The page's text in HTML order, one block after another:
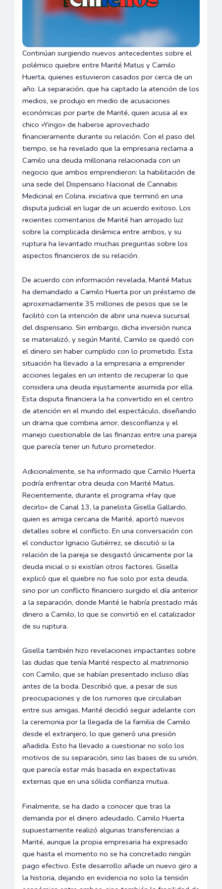
Continúan surgiendo nuevos antecedentes sobre el
polémico quiebre entre Marité Matus y Camilo
Huerta, quienes estuvieron casados por cerca de un
año. La separación, que ha captado la atención de los
medios, se produjo en medio de acusaciones
económicas por parte de Marité, quien acusa al ex
chico «Yingo» de haberse aprovechado
financieramente durante su relación. Con el paso del
tiempo, se ha revelado que la empresaria reclama a
Camilo una deuda millonaria relacionada con un
negocio que ambos emprendieron: la habilitación de
una sede del Dispensario Nacional de Cannabis
Medicinal en Colina, iniciativa que terminó en una
disputa judicial en lugar de un acuerdo exitoso. Los
recientes comentarios de Marité han arrojado luz
sobre la complicada dinámica entre ambos, y su
ruptura ha levantado muchas preguntas sobre los
aspectos financieros de su relación.
De acuerdo con información revelada, Marité Matus
ha demandado a Camilo Huerta por un préstamo de
aproximadamente 35 millones de pesos que se le
facilitó con la intención de abrir una nueva sucursal
del dispensario. Sin embargo, dicha inversión nunca
se materializó, y según Marité, Camilo se quedó con
el dinero sin haber cumplido con lo prometido. Esta
situación ha llevado a la empresaria a emprender
acciones legales en un intento de recuperar lo que
considera una deuda injustamente asumida por ella.
Esta disputa financiera la ha convertido en el centro
de atención en el mundo del espectáculo, diseñando
un drama que combina amor, desconfianza y el
manejo cuestionable de las finanzas entre una pareja
que parecía tener un futuro prometedor.
Adicionalmente, se ha informado que Camilo Huerta
podría enfrentar otra deuda con Marité Matus.
Recientemente, durante el programa «Hay que
decirlo» de Canal 13, la panelista Gisella Gallardo,
quien es amiga cercana de Marité, aportó nuevos
detalles sobre el conflicto. En una conversación con
el conductor Ignacio Gutiérrez, se discutió si la
relación de la pareja se desgastó únicamente por la
deuda inicial o si existían otros factores. Gisella
explicó que el quiebre no fue solo por esta deuda,
sino por un conflicto financiero surgido el día anterior
a la separación, donde Marité le habría prestado más
dinero a Camilo, lo que se convirtió en el catalizador
de su ruptura.
Gisella también hizo revelaciones impactantes sobre
las dudas que tenía Marité respecto al matrimonio
con Camilo, que se habían presentado incluso días
antes de la boda. Describió que, a pesar de sus
preocupaciones y de los rumores que circulaban
entre sus amigas, Marité decidió seguir adelante con
la ceremonia por la llegada de la familia de Camilo
desde el extranjero, lo que generó una presión
añadida. Esto ha llevado a cuestionar no solo los
motivos de su separación, sino las bases de su unión,
que parecía estar más basada en expectativas
externas que en una sólida confianza mutua.
Finalmente, se ha dado a conocer que tras la
demanda por el dinero adeudado, Camilo Huerta
supuestamente realizó algunas transferencias a
Marité, aunque la propia empresaria ha expresado
que hasta el momento no se ha concretado ningún
pago efectivo. Este desarrollo añade un nuevo giro a
la historia, dejando en evidencia no solo la tensión